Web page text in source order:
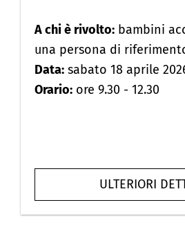
A chi è rivolto: bambini
una persona di
Data: sabato 18 aprile
Orario: ore 9.30 - 12.30
ULTERIORI